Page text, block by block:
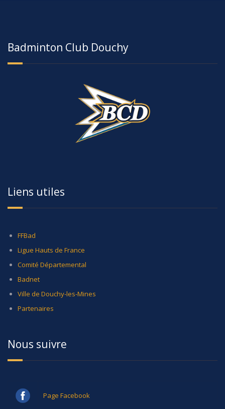
Badminton Club Douchy
Liens utiles
FFBad
Ligue Hauts de France
Comité Départemental
Badnet
Ville de Douchy-les-Mines
Partenaires
Nous suivre
Page Facebook